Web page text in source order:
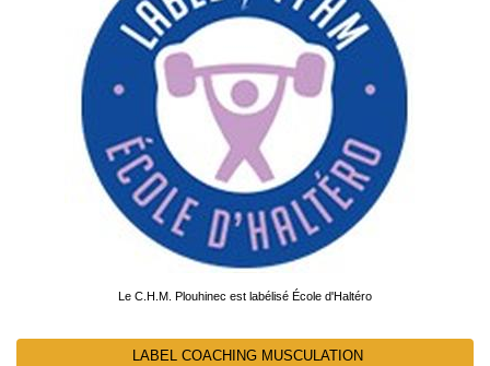
Le C.H.M. Plouhinec est labélisé École d'Haltéro
LABEL COACHING MUSCULATION